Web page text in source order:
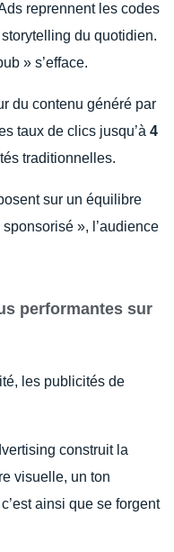
reprennent les codes
du quotidien.
» s’efface.
du contenu généré par
taux de clics jusqu’à 4
traditionnelles.
sur un équilibre
», l’audience
performantes sur
les publicités de
construit la
visuelle, un ton
ainsi que se forgent